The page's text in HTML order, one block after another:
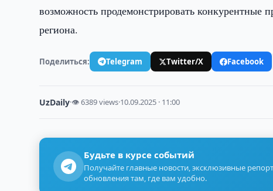
возможность продемонстрировать
региона.
Поделиться: Telegram Twitter/X Facebook
UzDaily·👁 6389 views·10.09.2025 · 11:00
Будьте в курсе событий
Получайте главные новости, эксклюзивные
обновления там, где вам удобно.